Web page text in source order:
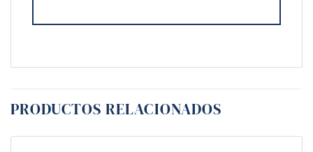
PRODUCTOS RELACIONADOS